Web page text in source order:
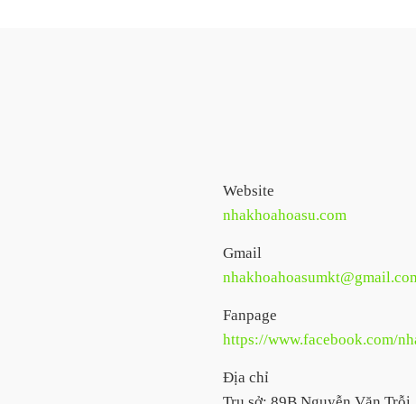
Website
nhakhoahoasu.com
Gmail
Fanpage
https://www.facebook.com/
Địa chỉ